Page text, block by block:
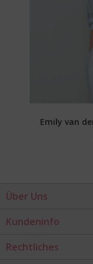
Emily van
Über Uns
Kundeninfo
Rechtliches